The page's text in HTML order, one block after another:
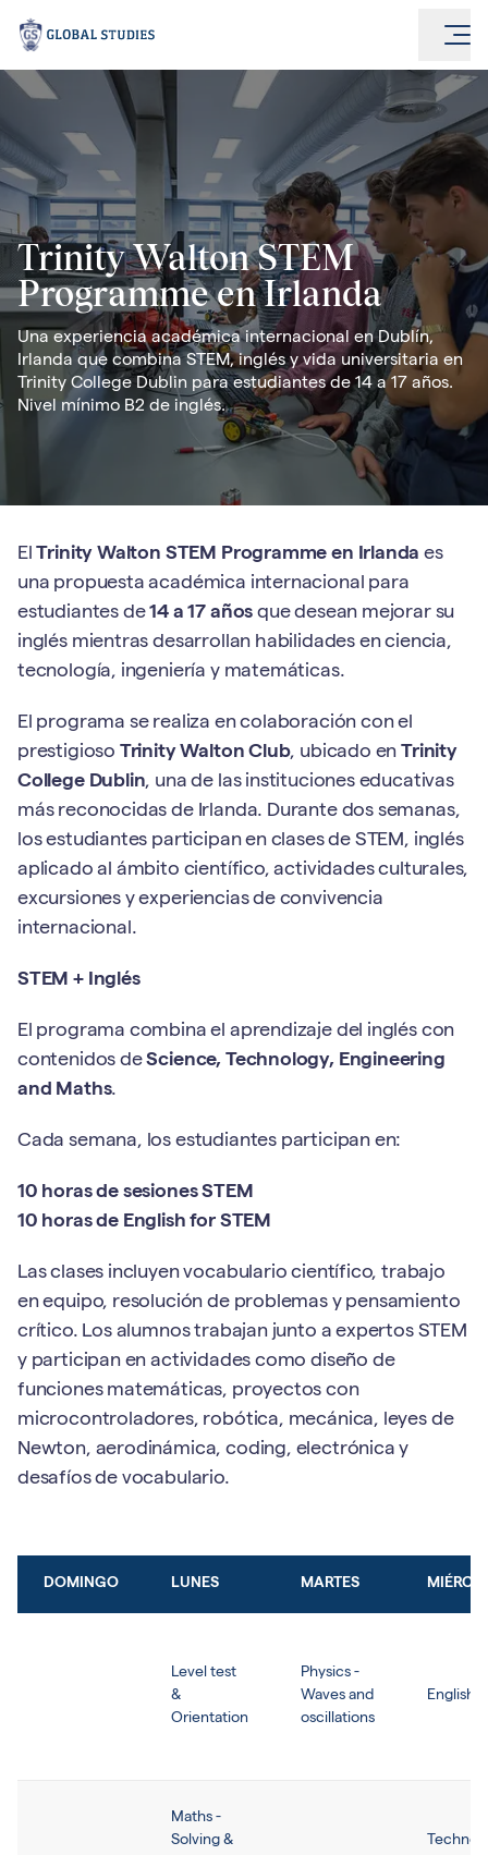
Trinity Walton STEM
Programme en Irlanda
Una experiencia académica internacional en Dublín,
Irlanda que combina STEM, inglés y vida universitaria en
Trinity College Dublin para estudiantes de 14 a 17 años.
Nivel mínimo B2 de inglés.
ElTrinity Walton STEM Programme en Irlanda es
una propuesta académica internacional para
estudiantes de14 a 17 años que desean mejorar su
inglés mientras desarrollan habilidades en ciencia,
tecnología, ingeniería y matemáticas.
El programa se realiza en colaboración con el
prestigioso Trinity Walton Club, ubicado enTrinity
College Dublin, una de las instituciones educativas
más reconocidas de Irlanda. Durante dos semanas,
los estudiantes participan en clases de STEM, inglés
aplicado al ámbito científico, actividades culturales,
excursiones y experiencias de convivencia
internacional.
STEM + Inglés
El programa combina el aprendizaje del inglés con
contenidos deScience, Technology, Engineering
and Maths.
Cada semana, los estudiantes participan en:
10 horas de sesiones STEM
10 horas de English for STEM
Las clases incluyen vocabulario científico, trabajo
en equipo, resolución de problemas y pensamiento
crítico. Los alumnos trabajan junto a expertos STEM
y participan en actividades como diseño de
funciones matemáticas, proyectos con
microcontroladores, robótica, mecánica, leyes de
Newton, aerodinámica, coding, electrónica y
desafíos de vocabulario.
DOMINGO LUNES MARTES
Level test
&
Orientation
Physics -
Waves and
oscillations
English
Maths -
Solving &